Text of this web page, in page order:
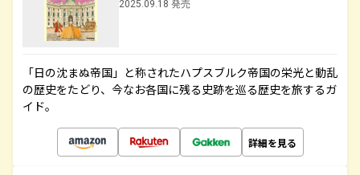
2025.09.18 発売
「日の沈まぬ帝国」と称されたハプスブルク帝国の栄光と動乱
の歴史をたどり、今なお各国に残る史跡を巡る歴史を旅するガ
イド。
詳細を見る